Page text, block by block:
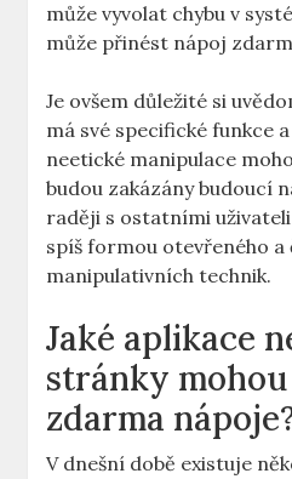
může vyvolat chybu v
může přinést nápoj
Je ovšem důležité si
má své specifické funkce
neetické manipulace
budou zakázány budoucí
raději s ostatními
spíš formou otevřeného a
manipulativních technik.
Jaké aplikace
stránky
zdarma
V dnešní době existuje